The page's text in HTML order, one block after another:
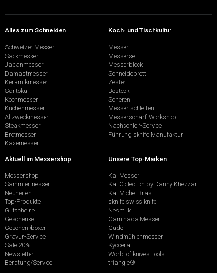
Alles zum Schneiden
Schweizer Messer
Sackmesser
Japanmesser
Damastmesser
Keramikmesser
Santoku
Kochmesser
Küchenmesser
Allzweckmesser
Steakmesser
Brotmesser
Käsemesser
Koch- und Tischkultur
Messer
Messerset
Messerblock
Schneidebrett
Zester
Besteck
Scheren
Messer schleifen
Messerschärf-Workshop
Nachschleif-Service
Führung sknife Manufaktur
Aktuell im Messershop
Messershop
Sammlermesser
Neuheiten
Top-Produkte
Gutscheine
Geschenke
Geschenkboxen
Gravur-Service
Sale 20%
Newsletter
Beratung/Service
Unsere Top-Marken
Kai Messer
Kai Collection by Danny Khezzar
Kai Michel Bras
sknife swiss knife
Nesmuk
Caminada Messer
Güde
Windmühlenmesser
Kyocera
World of knives Tools
triangle®